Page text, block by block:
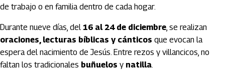
de trabajo o en familia dentro de cada hogar.
Durante nueve días, del 16 al 24 de diciembre, se realizan
oraciones, lecturas bíblicas y cánticos que evocan la
espera del nacimiento de Jesús. Entre rezos y villancicos, no
faltan los tradicionales buñuelos y natilla.